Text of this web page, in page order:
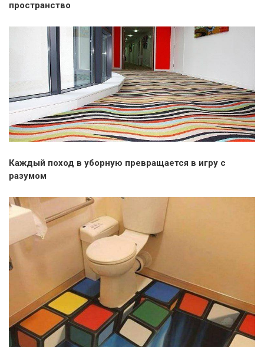
пространство
Каждый поход в уборную превращается в игру с
разумом